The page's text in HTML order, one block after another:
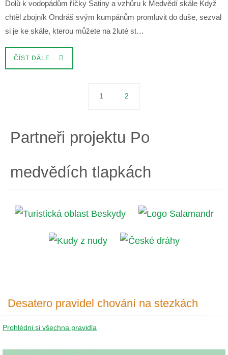
Dolů k vodopádům říčky Satiny a vzhůru k Medvědí skále Když
chtěl zbojník Ondráš svým kumpánům promluvit do duše, sezval
si je ke skále, kterou můžete na žluté st…
ČÍST DÁLE…
1 2
Partneři projektu Po
medvědích tlapkách
Desatero pravidel chování na stezkách
Prohlédni si všechna pravidla